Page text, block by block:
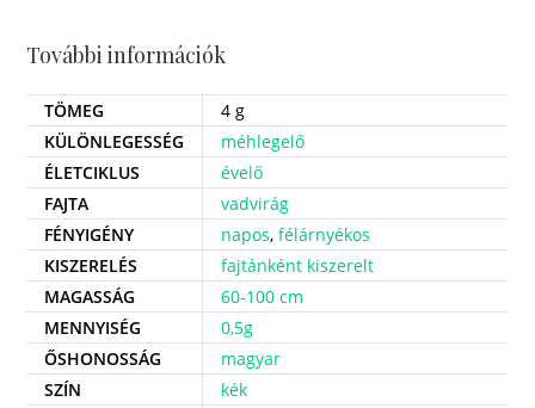
További információk
TÖMEG
4 g
KÜLÖNLEGESSÉG
méhlegelő
ÉLETCIKLUS
évelő
FAJTA
vadvirág
FÉNYIGÉNY
napos,félárnyékos
KISZERELÉS
fajtánként kiszerelt
MAGASSÁG
60-100 cm
MENNYISÉG
0,5g
ŐSHONOSSÁG
magyar
SZÍN
kék